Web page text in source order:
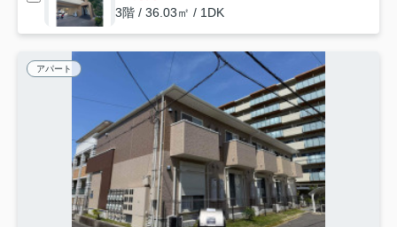
3階 / 36.03㎡ / 1DK
アパート